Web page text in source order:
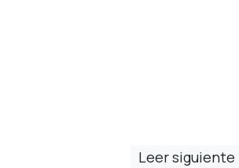
Leer siguiente